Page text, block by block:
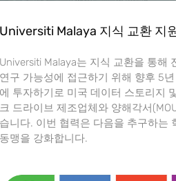
Malaya 지식 교환 지
Malaya는 지식 교환을 통해
구 가능성에 접근하기 위해 향후 5
투자하기로 미국 데이터 스토리지
드라이브 제조업체와 양해각서
니다. 이번 협력은 다음을 추구하는
맹을 강화합니다.